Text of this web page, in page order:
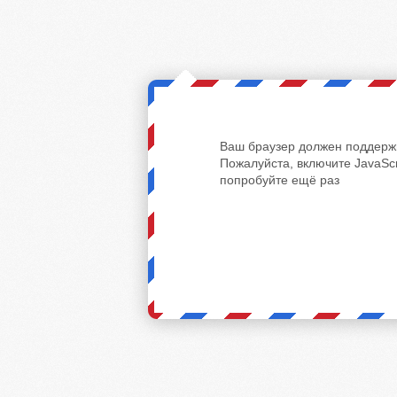
Ваш браузер должен
Пожалуйста, включите
попробуйте ещё раз